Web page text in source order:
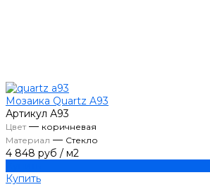
Мозаика Quartz A93
Артикул А93
Цвет— коричневая
Материал — Стекло
4 848 руб / м2
Купить